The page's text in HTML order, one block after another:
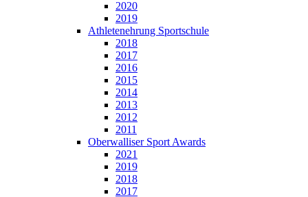
2020
2019
Athletenehrung Sportschule
2018
2017
2016
2015
2014
2013
2012
2011
Oberwalliser Sport Awards
2021
2019
2018
2017